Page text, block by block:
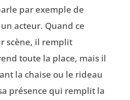
par exemple de
acteur. Quand ce
scène, il remplit
toute la place, mais il
la chaise ou le rideau
présence qui remplit la